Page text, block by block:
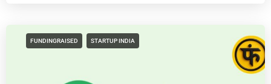
FUNDINGRAISED STARTUP INDIA